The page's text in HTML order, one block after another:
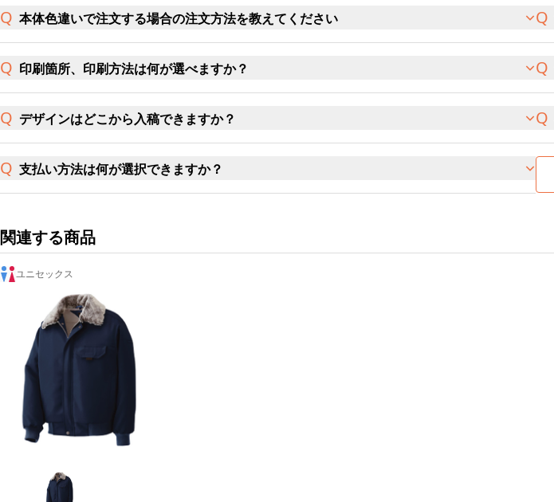
本体色違いで注文する場合の注文方法を教えてください
印刷箇所、印刷方法は何が選べますか？
デザインはどこから入稿できますか？
支払い方法は何が選択できますか？
関連する商品
ユニセックス